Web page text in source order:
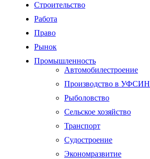
Строительство
Работа
Право
Рынок
Промышленность
Автомобилестроение
Производство в УФСИН
Рыболовство
Сельское хозяйство
Транспорт
Судостроение
Экономразвитие